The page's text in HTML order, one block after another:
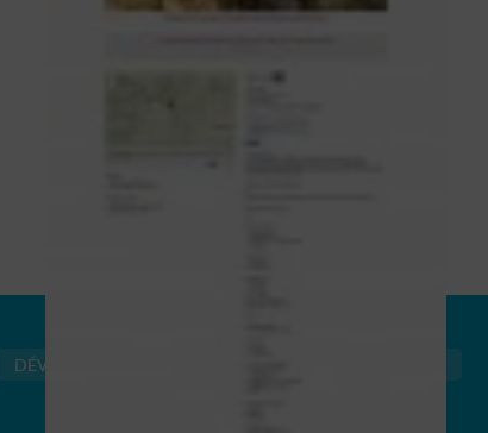
DÉVELOPPONS VOS BESOINS